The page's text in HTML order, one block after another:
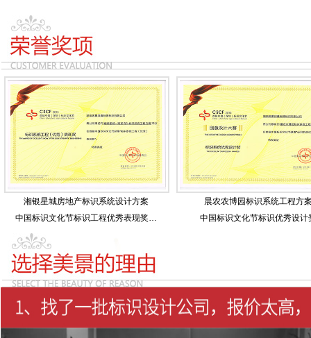
湘银星城房地产标识系统设计方案
中国标识文化节标识工程优秀表现奖…
晨农农博园标识系统工程方
中国标识文化节标识优秀设计